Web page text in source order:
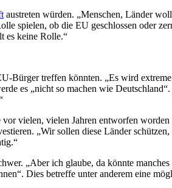
austreten würden. „Menschen, Länder
spielen, ob die EU geschlossen oder
es keine Rolle.“
treffen könnten. „Es wird
es „nicht so machen wie
vielen, vielen Jahren entworfen
„Wir sollen diese Länder
„Aber ich glaube, da könnte
Dies betreffe unter anderem eine